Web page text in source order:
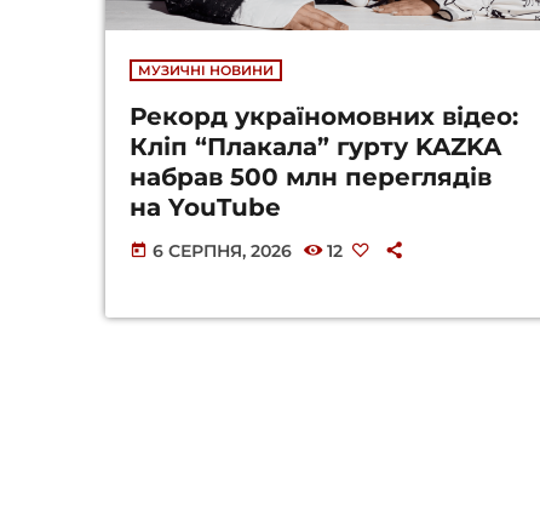
МУЗИЧНІ НОВИНИ
Рекорд україномовних відео:
Кліп “Плакала” гурту KAZKA
набрав 500 млн переглядів
на YouTube
today 6 СЕРПНЯ, 2026 12